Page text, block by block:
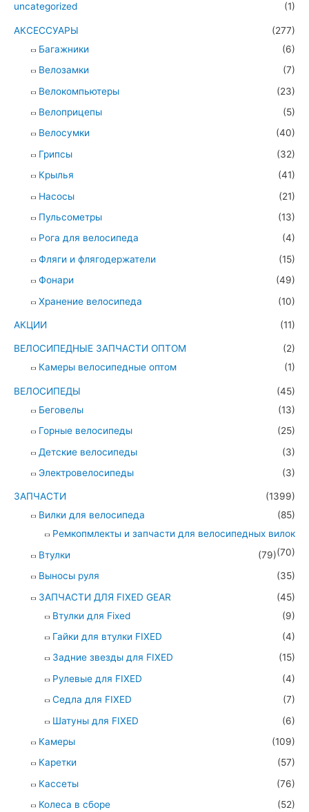
uncategorized (1)
АКСЕССУАРЫ
(277)
Багажники
(6)
Велозамки
(7)
Велокомпьютеры
(23)
Велоприцепы
(5)
Велосумки
(40)
Грипсы
(32)
Крылья
(41)
Насосы
(21)
Пульсометры
(13)
Рога для велосипеда
(4)
Фляги и флягодержатели
(15)
Фонари
(49)
Хранение велосипеда
(10)
АКЦИИ (11)
ВЕЛОСИПЕДНЫЕ ЗАПЧАСТИ ОПТОМ
(2)
Камеры велосипедные оптом
(1)
ВЕЛОСИПЕДЫ
(45)
Беговелы
(13)
Горные велосипеды
(25)
Детские велосипеды
(3)
Электровелосипеды
(3)
ЗАПЧАСТИ
(1399)
Вилки для велосипеда
(85)
Ремкопмлекты и запчасти для велосипедных вилок
(70)
Втулки
(79)
Выносы руля
(35)
ЗАПЧАСТИ ДЛЯ FIXED GEAR
(45)
Втулки для Fixed
(9)
Гайки для втулки FIXED
(4)
Задние звезды для FIXED
(15)
Рулевые для FIXED
(4)
Седла для FIXED
(7)
Шатуны для FIXED
(6)
Камеры
(109)
Каретки
(57)
Кассеты
(76)
Колеса в сборе
(52)